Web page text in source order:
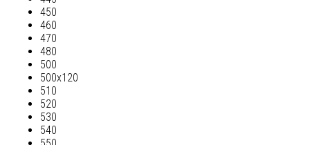
450
460
470
480
500
500х120
510
520
530
540